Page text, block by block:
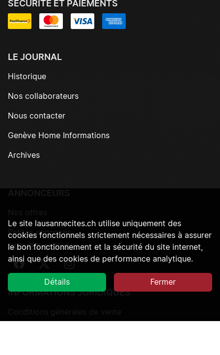
SÉCURITÉ ET PAIEMENTS
LE JOURNAL
Historique
Nos collaborateurs
Nous contacter
Genève Home Informations
Archives
Petites annonces
SUIVEZ-NOUS
Suivez-nous sur Facebook
Suivez-nous sur Twitter
Suivez-nous sur Instagram
INFORMATIONS JURIDIQUES
Le site lausannecites.ch utilise uniquement des
cookies fonctionnels strictement nécessaires à assurer
le bon fonctionnement et la sécurité du site internet,
ainsi que des cookies de performance analytique.
Détails Fermer